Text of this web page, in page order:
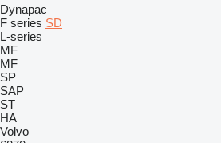
Dynapac
F series SD
L-series
MF
MF
SP
SAP
ST
HA
Volvo